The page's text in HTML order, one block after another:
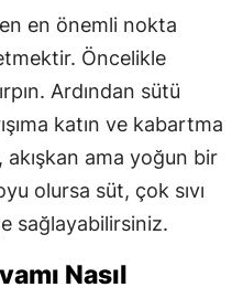
en önemli nokta
Öncelikle
Ardından sütü
katın ve kabartma
ama yoğun bir
olursa süt, çok sıvı
sağlayabilirsiniz.
Nasıl